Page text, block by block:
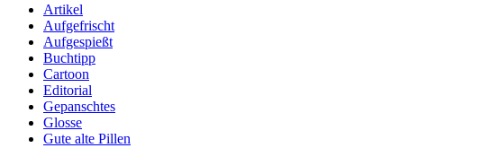
Artikel
Aufgefrischt
Aufgespießt
Buchtipp
Cartoon
Editorial
Gepanschtes
Glosse
Gute alte Pillen